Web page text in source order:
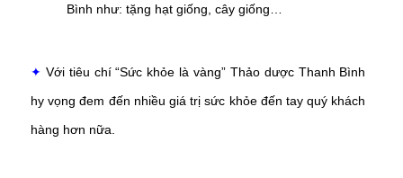
Bình như: tặng hạt giống, cây giống…
✦ Với tiêu chí “Sức khỏe là vàng” Thảo dược Thanh Bình
hy vọng đem đến nhiều giá trị sức khỏe đến tay quý khách
hàng hơn nữa.